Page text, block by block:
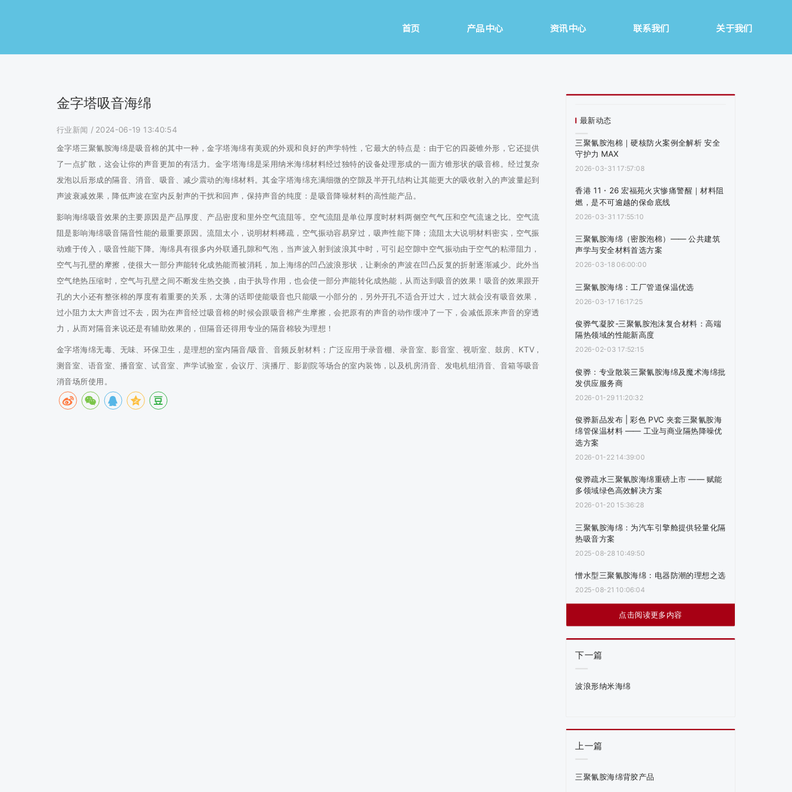
首页 产品中心 资讯中心 联系我们 关于我们
金字塔吸音海绵
行业新闻 / 2024-06-19 13:40:54
金字塔三聚氰胺海绵是吸音棉的其中一种，金字塔海绵有美观的外观和良好的声学特性，它最大的特点是：由于它的四菱锥外形，它还提供
了一点扩散，这会让你的声音更加的有活力。金字塔海绵是采用纳米海绵材料经过独特的设备处理形成的一面方锥形状的吸音棉。经过复杂
发泡以后形成的隔音、消音、吸音、减少震动的海绵材料。其金字塔海绵充满细微的空隙及半开孔结构让其能更大的吸收射入的声波量起到
声波衰减效果，降低声波在室内反射声的干扰和回声，保持声音的纯度：是吸音降噪材料的高性能产品。
影响海绵吸音效果的主要原因是产品厚度、产品密度和里外空气流阻等。空气流阻是单位厚度时材料两侧空气气压和空气流速之比。空气流
阻是影响海绵吸音隔音性能的最重要原因。流阻太小，说明材料稀疏，空气振动容易穿过，吸声性能下降；流阻太大说明材料密实，空气振
动难于传入，吸音性能下降。海绵具有很多内外联通孔隙和气泡，当声波入射到波浪其中时，可引起空隙中空气振动由于空气的粘滞阻力，
空气与孔壁的摩擦，使很大一部分声能转化成热能而被消耗，加上海绵的凹凸波浪形状，让剩余的声波在凹凸反复的折射逐渐减少。此外当
空气绝热压缩时，空气与孔壁之间不断发生热交换，由于执导作用，也会使一部分声能转化成热能，从而达到吸音的效果！吸音的效果跟开
孔的大小还有整张棉的厚度有着重要的关系，太薄的话即使能吸音也只能吸一小部分的，另外开孔不适合开过大，过大就会没有吸音效果，
过小阻力太大声音过不去，因为在声音经过吸音棉的时候会跟吸音棉产生摩擦，会把原有的声音的动作缓冲了一下，会减低原来声音的穿透
力，从而对隔音来说还是有辅助效果的，但隔音还得用专业的隔音棉较为理想！
金字塔海绵无毒、无味、环保卫生，是理想的室内隔音/吸音、音频反射材料；广泛应用于录音棚、录音室、影音室、视听室、鼓房、KTV，
测音室、语音室、播音室、试音室、声学试验室，会议厅、演播厅、影剧院等场合的室内装饰，以及机房消音、发电机组消音、音箱等吸音
消音场所使用。
最新动态
三聚氰胺泡棉｜硬核防火案例全解析 安全
守护力 MAX
2026-03-31 17:57:08
香港 11・26 宏福苑火灾惨痛警醒｜材料阻
燃，是不可逾越的保命底线
2026-03-31 17:55:10
三聚氰胺海绵（密胺泡棉）—— 公共建筑
声学与安全材料首选方案
2026-03-18 06:00:00
三聚氰胺海绵：工厂管道保温优选
2026-03-17 16:17:25
俊骅气凝胶-三聚氰胺泡沫复合材料：高端
隔热领域的性能新高度
2026-02-03 17:52:15
俊骅：专业散装三聚氰胺海绵及魔术海绵批
发供应服务商
2026-01-29 11:20:32
俊骅新品发布 | 彩色 PVC 夹套三聚氰胺海
绵管保温材料 —— 工业与商业隔热降噪优
选方案
2026-01-22 14:39:00
俊骅疏水三聚氰胺海绵重磅上市 —— 赋能
多领域绿色高效解决方案
2026-01-20 15:36:28
三聚氰胺海绵：为汽车引擎舱提供轻量化隔
热吸音方案
2025-08-28 10:49:50
憎水型三聚氰胺海绵：电器防潮的理想之选
2025-08-21 10:06:04
点击阅读更多内容
下一篇
波浪形纳米海绵
上一篇
三聚氰胺海绵背胶产品